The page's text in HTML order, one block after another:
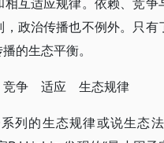
政治传播也不例外。只
的生态平衡。
争 适应 生态规律
列的生态规律或说生态